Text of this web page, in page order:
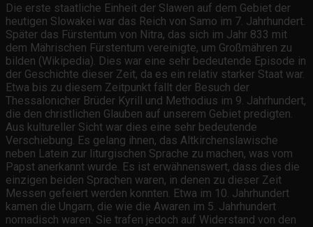
Die erste staatliche Einheit der Slawen auf dem Gebiet der
heutigen Slowakei war das Reich von Samo im 7. Jahrhundert.
Später das Fürstentum von Nitra, das sich im Jahr 833 mit
dem Mährischen Fürstentum vereinigte, um Großmähren zu
bilden (Wikipedia). Dies war eine sehr bedeutende Episode in
der Geschichte dieser Zeit, da es ein relativ starker Staat war.
Etwa bis zu diesem Zeitpunkt fällt der Besuch der
Thessalonicher Brüder Kyrill und Methodius im 9. Jahrhundert,
die den christlichen Glauben auf unserem Gebiet predigten.
Aus kultureller Sicht war dies eine sehr bedeutende
Verschiebung. Es gelang ihnen, das Altkirchenslawische
neben Latein zur liturgischen Sprache zu machen, was vom
Papst anerkannt wurde. Es ist erwähnenswert, dass dies die
einzigen beiden Sprachen waren, in denen zu dieser Zeit
Messen gefeiert werden konnten. Etwa im 10. Jahrhundert
kamen die Ungarn, die wie die Awaren im 5. Jahrhundert
nomadisch waren. Sie trafen jedoch auf Widerstand von den